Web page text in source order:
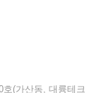
(가산동, 대륭테크